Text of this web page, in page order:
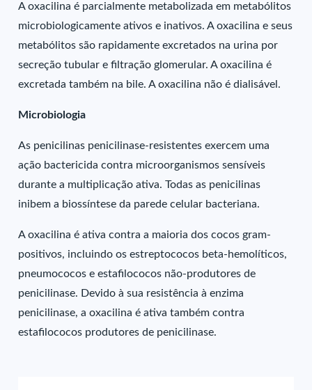
A oxacilina é parcialmente metabolizada em metabólitos
microbiologicamente ativos e inativos. A oxacilina e seus
metabólitos são rapidamente excretados na urina por
secreção tubular e filtração glomerular. A oxacilina é
excretada também na bile. A oxacilina não é dialisável.
Microbiologia
As penicilinas penicilinase-resistentes exercem uma
ação bactericida contra microorganismos sensíveis
durante a multiplicação ativa. Todas as penicilinas
inibem a biossíntese da parede celular bacteriana.
A oxacilina é ativa contra a maioria dos cocos gram-
positivos, incluindo os estreptococos beta-hemolíticos,
pneumococos e estafilococos não-produtores de
penicilinase. Devido à sua resistência à enzima
penicilinase, a oxacilina é ativa também contra
estafilococos produtores de penicilinase.